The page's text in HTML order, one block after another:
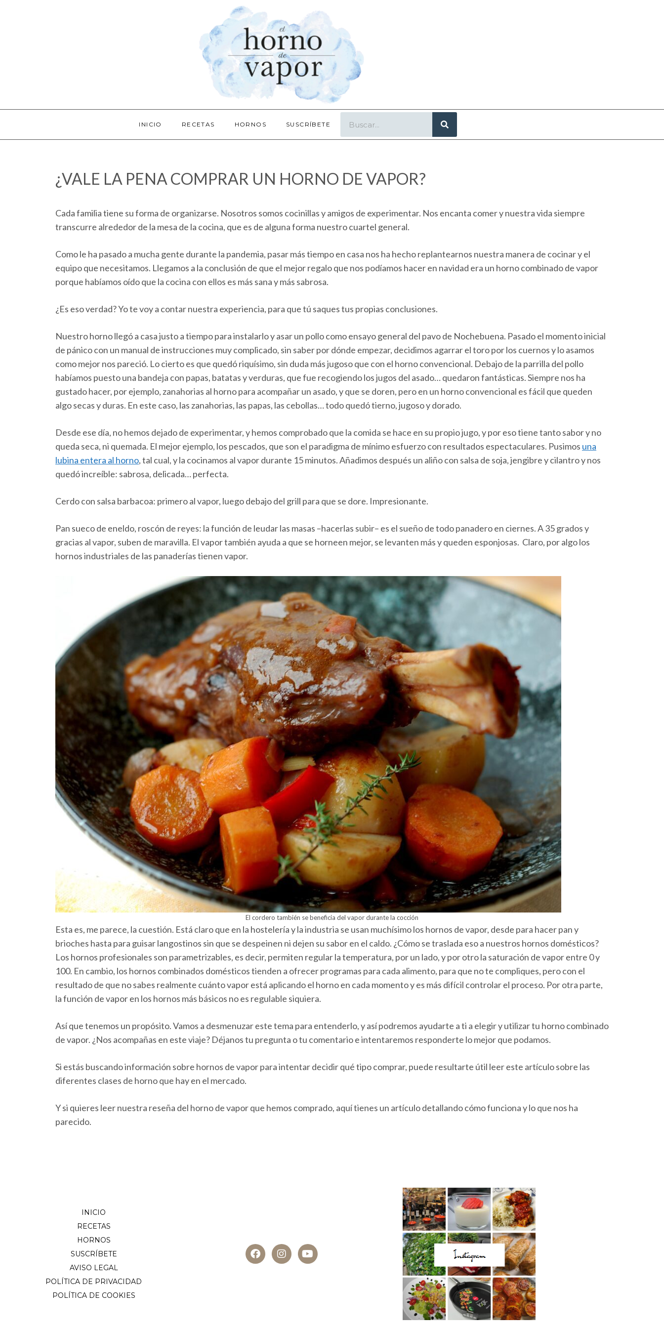
INICIO RECETAS HORNOS SUSCRÍBETE
¿VALE LA PENA COMPRAR UN HORNO DE VAPOR?
Cada familia tiene su forma de organizarse. Nosotros somos cocinillas y amigos de experimentar. Nos encanta comer y nuestra vida siempre
transcurre alrededor de la mesa de la cocina, que es de alguna forma nuestro cuartel general.
Como le ha pasado a mucha gente durante la pandemia, pasar más tiempo en casa nos ha hecho replantearnos nuestra manera de cocinar y el
equipo que necesitamos. Llegamos a la conclusión de que el mejor regalo que nos podíamos hacer en navidad era un horno combinado de vapor
porque habíamos oído que la cocina con ellos es más sana y más sabrosa.
¿Es eso verdad? Yo te voy a contar nuestra experiencia, para que tú saques tus propias conclusiones.
Nuestro horno llegó a casa justo a tiempo para instalarlo y asar un pollo como ensayo general del pavo de Nochebuena. Pasado el momento inicial
de pánico con un manual de instrucciones muy complicado, sin saber por dónde empezar, decidimos agarrar el toro por los cuernos y lo asamos
como mejor nos pareció. Lo cierto es que quedó riquísimo, sin duda más jugoso que con el horno convencional. Debajo de la parrilla del pollo
habíamos puesto una bandeja con papas, batatas y verduras, que fue recogiendo los jugos del asado… quedaron fantásticas. Siempre nos ha
gustado hacer, por ejemplo, zanahorias al horno para acompañar un asado, y que se doren, pero en un horno convencional es fácil que queden
algo secas y duras. En este caso, las zanahorias, las papas, las cebollas… todo quedó tierno, jugoso y dorado.
Desde ese día, no hemos dejado de experimentar, y hemos comprobado que la comida se hace en su propio jugo, y por eso tiene tanto sabor y no
queda seca, ni quemada. El mejor ejemplo, los pescados, que son el paradigma de mínimo esfuerzo con resultados espectaculares. Pusimos una
lubina entera al horno, tal cual, y la cocinamos al vapor durante 15 minutos. Añadimos después un aliño con salsa de soja, jengibre y cilantro y nos
quedó increíble: sabrosa, delicada… perfecta.
Cerdo con salsa barbacoa: primero al vapor, luego debajo del grill para que se dore. Impresionante.
Pan sueco de eneldo, roscón de reyes: la función de leudar las masas –hacerlas subir– es el sueño de todo panadero en ciernes. A 35 grados y
gracias al vapor, suben de maravilla. El vapor también ayuda a que se horneen mejor, se levanten más y queden esponjosas. Claro, por algo los
hornos industriales de las panaderías tienen vapor.
El cordero también se beneficia del vapor durante la cocción
Esta es, me parece, la cuestión. Está claro que en la hostelería y la industria se usan muchísimo los hornos de vapor, desde para hacer pan y
brioches hasta para guisar langostinos sin que se despeinen ni dejen su sabor en el caldo. ¿Cómo se traslada eso a nuestros hornos domésticos?
Los hornos profesionales son parametrizables, es decir, permiten regular la temperatura, por un lado, y por otro la saturación de vapor entre 0 y
100. En cambio, los hornos combinados domésticos tienden a ofrecer programas para cada alimento, para que no te compliques, pero con el
resultado de que no sabes realmente cuánto vapor está aplicando el horno en cada momento y es más difícil controlar el proceso. Por otra parte,
la función de vapor en los hornos más básicos no es regulable siquiera.
Así que tenemos un propósito. Vamos a desmenuzar este tema para entenderlo, y así podremos ayudarte a ti a elegir y utilizar tu horno combinado
de vapor. ¿Nos acompañas en este viaje? Déjanos tu pregunta o tu comentario e intentaremos responderte lo mejor que podamos.
Si estás buscando información sobre hornos de vapor para intentar decidir qué tipo comprar, puede resultarte útil leer este artículo sobre las
diferentes clases de horno que hay en el mercado.
Y si quieres leer nuestra reseña del horno de vapor que hemos comprado, aquí tienes un artículo detallando cómo funciona y lo que nos ha
parecido.
INICIO
RECETAS
HORNOS
SUSCRÍBETE
AVISO LEGAL
POLÍTICA DE PRIVACIDAD
POLÍTICA DE COOKIES